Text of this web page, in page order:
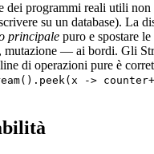
dei programmi reali utili non
su un database). La
principale puro e spostare
mutazione — ai bordi. Gli
di operazioni pure è
->